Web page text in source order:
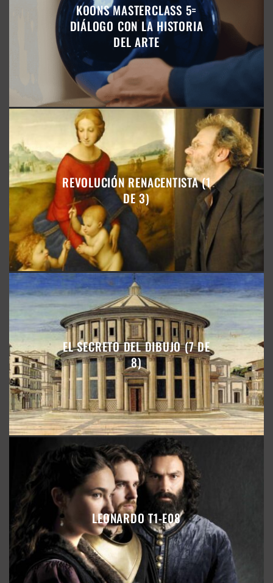
KOONS MASTERCLASS 5=
DIÁLOGO CON LA HISTORIA
DEL ARTE
REVOLUCIÓN RENACENTISTA (1
DE 3)
EL SECRETO DEL DIBUJO (7 DE
8)
LEONARDO T1-E08